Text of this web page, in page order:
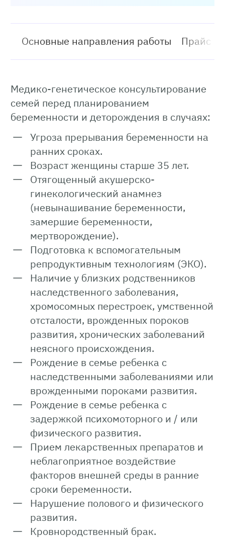
Основные направления работы Прайс
Медико-генетическое консультирование
семей перед планированием
беременности и деторождения в случаях:
Угроза прерывания беременности на
ранних сроках.
Возраст женщины старше 35 лет.
Отягощенный акушерско-
гинекологический анамнез
(невынашивание беременности,
замершие беременности,
мертворождение).
Подготовка к вспомогательным
репродуктивным технологиям (ЭКО).
Наличие у близких родственников
наследственного заболевания,
хромосомных перестроек, умственной
отсталости, врожденных пороков
развития, хронических заболеваний
неясного происхождения.
Рождение в семье ребенка с
наследственными заболеваниями или
врожденными пороками развития.
Рождение в семье ребенка с
задержкой психомоторного и / или
физического развития.
Прием лекарственных препаратов и
неблагоприятное воздействие
факторов внешней среды в ранние
сроки беременности.
Нарушение полового и физического
развития.
Кровнородственный брак.